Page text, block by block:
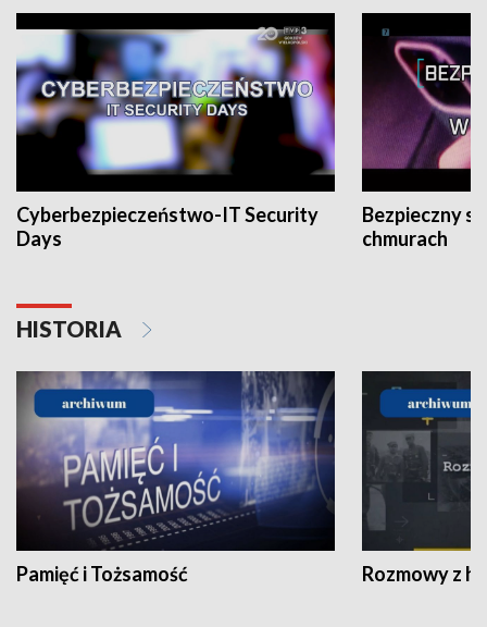
Cyberbezpieczeństwo-IT Security
Days
Bezpieczny
chmurach
HISTORIA
Pamięć i Tożsamość Rozmowy z